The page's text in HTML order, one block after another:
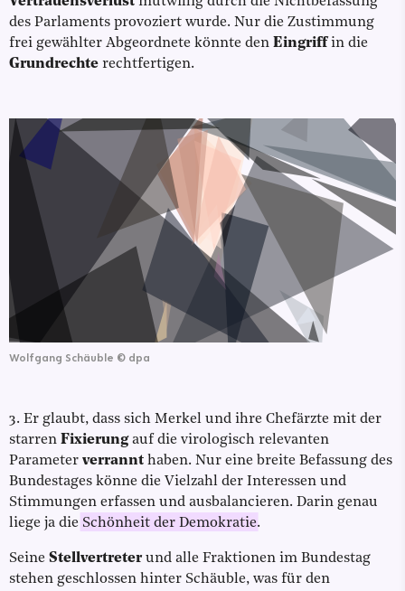
des Parlaments provoziert wurde. Nur die Zustimmung
frei gewählter Abgeordnete könnte den Eingriffin die
Grundrechte rechtfertigen.
Wolfgang Schäuble © dpa
3. Er glaubt, dass sich Merkel und ihre Chefärzte mit der
starren Fixierungauf die virologisch relevanten
Parameter verrannt haben. Nur eine breite Befassung des
Bundestages könne die Vielzahl der Interessen und
Stimmungen erfassen und ausbalancieren. Darin genau
liege ja die Schönheit der Demokratie.
Seine Stellvertreterund alle Fraktionen im Bundestag
stehen geschlossen hinter Schäuble, was für den